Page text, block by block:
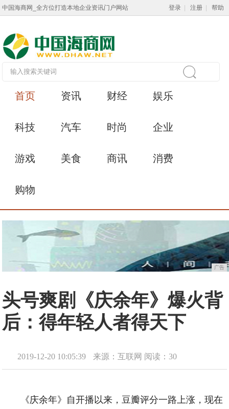
中国海商网_全方位打造本地企业资讯门户网站 登录 注册 帮助
首页 资讯 财经 娱乐
科技 汽车 时尚 企业
游戏 美食 商讯 消费
购物
广告
头号爽剧《庆余年》爆火背
后：得年轻人者得天下
2019-12-20 10:05:39 来源：互联网 阅读：30
《庆余年》自开播以来，豆瓣评分一路上涨，现在